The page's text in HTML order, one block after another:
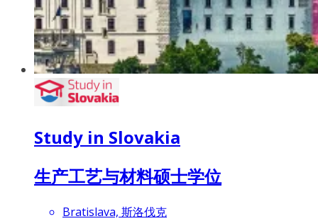
Study in Slovakia
生产工艺与材料硕士学位
Bratislava, 斯洛伐克